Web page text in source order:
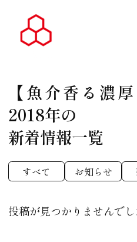
【魚介香る濃
2018年の
新着情報一覧
すべて お知らせ
投稿が見つかりませんでし